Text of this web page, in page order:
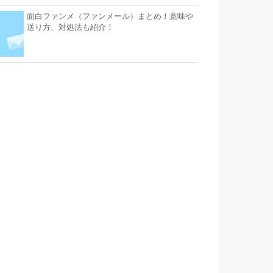
面白ファンメ（ファンメール）まとめ！意味や
送り方、対処法も紹介！